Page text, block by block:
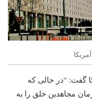
گفت: “در حالی که
سپتامبر ۲۰۱۲ نام سازمان مجاهدین خلق را به